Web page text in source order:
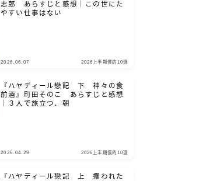
志郎 あらすじと感想｜この世にた
やすい仕事はない
2026.06.07 2026上半期僕的10選
『ハヤディール戀記 下 神々の食
前酒』町田そのこ あらすじと感想
｜３人で旅立つ、朝
2026.04.29 2026上半期僕的10選
『ハヤディール戀記 上 攫われた